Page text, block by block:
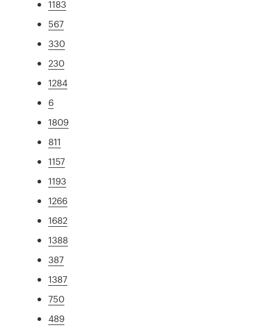
1183
567
330
230
1284
6
1809
811
1157
1193
1266
1682
1388
387
1387
750
489